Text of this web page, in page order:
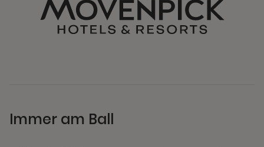
Immer am Ball